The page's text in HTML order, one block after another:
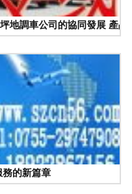
地調車公司的協同發展 產
的新篇章